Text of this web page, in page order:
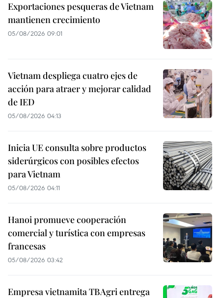
Exportaciones pesqueras de Vietnam
mantienen crecimiento
05/08/2026 09:01
Vietnam despliega cuatro ejes de
acción para atraer y mejorar calidad
de IED
05/08/2026 04:13
Inicia UE consulta sobre productos
siderúrgicos con posibles efectos
para Vietnam
05/08/2026 04:11
Hanoi promueve cooperación
comercial y turística con empresas
francesas
05/08/2026 03:42
Empresa vietnamita TBAgri entrega